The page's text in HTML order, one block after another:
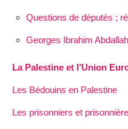
Questions de députés ;
Georges Ibrahim Abdallah
La Palestine et l’Union
Les Bédouins en Palestine
Les prisonniers et